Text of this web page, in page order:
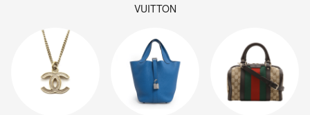
VUITTON